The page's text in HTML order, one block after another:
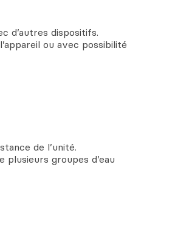
d’autres dispositifs.
ou avec possibilité
de l’unité.
plusieurs groupes d’eau